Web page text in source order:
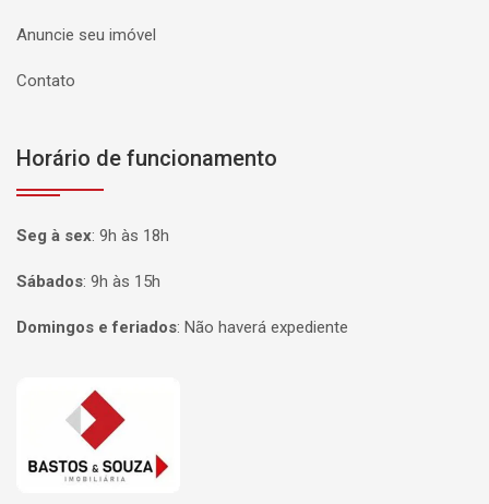
Anuncie seu imóvel
Contato
Horário de funcionamento
Seg à sex: 9h às 18h
Sábados: 9h às 15h
Domingos e feriados: Não haverá expediente
Página inicial